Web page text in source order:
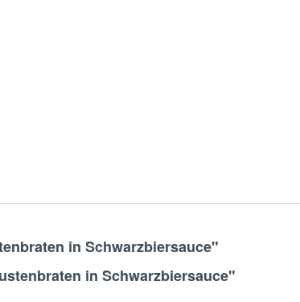
in Schwarzbiersauce"
in Schwarzbiersauce"